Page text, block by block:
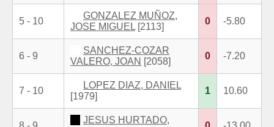
5 - 10
GONZALEZ MUÑOZ,
JOSE MIGUEL [2113]
0 -5.80
6 - 9
SANCHEZ-COZAR
VALERO, JOAN [2058]
0 -7.20
7 - 10
LOPEZ DIAZ, DANIEL
[1979]
1 10.60
JESUS HURTADO,